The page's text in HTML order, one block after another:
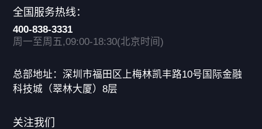
全国服务热线：
400-838-3331
周一至周五,09:00-18:30(北京时间)
总部地址：深圳市福田区上梅林凯丰路10号国际金融
科技城（翠林大厦）8层
关注我们